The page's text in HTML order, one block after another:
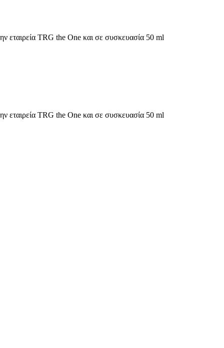
εταιρεία TRG the One και σε συσκευασία 50 ml
εταιρεία TRG the One και σε συσκευασία 50 ml